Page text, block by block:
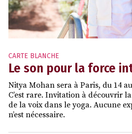
CARTE BLANCHE
Le son pour la force
Nitya Mohan sera à Paris, du 14
C’est rare. Invitation à découvrir
de la voix dans le yoga. Aucune
n’est nécessaire.